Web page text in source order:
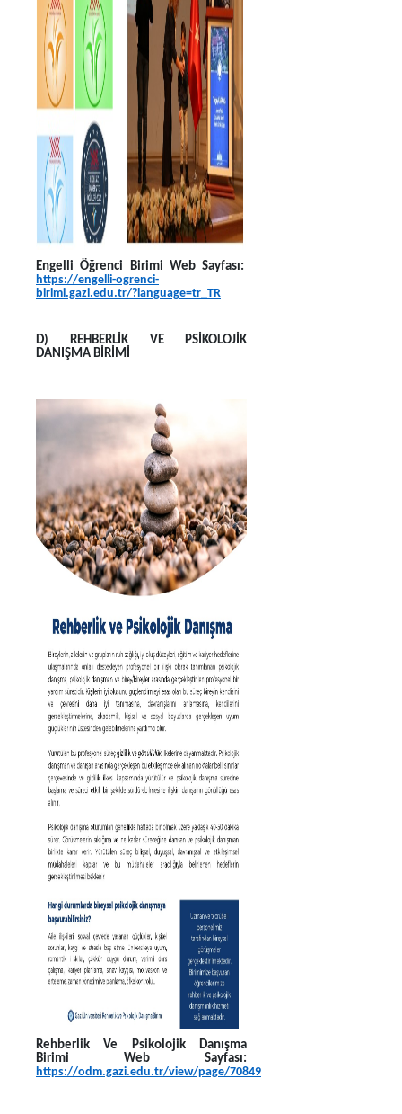
Engelli Öğrenci Birimi Web Sayfası:
https://engelli-ogrenci-
birimi.gazi.edu.tr/?language=tr_TR
D) REHBERLİK VE PSİKOLOJİK
DANIŞMA BİRİMİ
Rehberlik Ve Psikolojik Danışma
Birimi Web Sayfası:
https://odm.gazi.edu.tr/view/page/70849